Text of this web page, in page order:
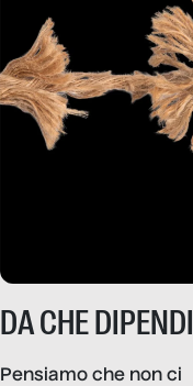
DA CHE DIPENDI
Pensiamo che non ci